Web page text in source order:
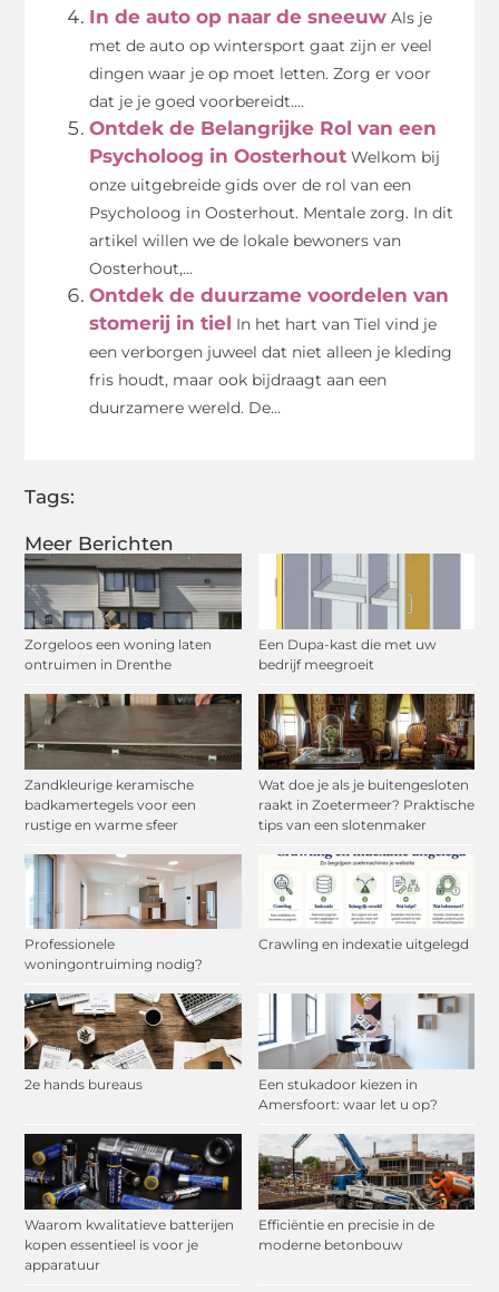
Meer Berichten
Zorgeloos een woning laten
ontruimen in Drenthe
Een Dupa-kast die met uw
bedrijf meegroeit
Zandkleurige keramische
badkamertegels voor een
rustige en warme sfeer
Wat doe je als je buitengesloten
raakt in Zoetermeer? Praktische
tips van een slotenmaker
Professionele
woningontruiming nodig?
Crawling en indexatie uitgelegd
2e hands bureaus
Een stukadoor kiezen in
Amersfoort: waar let u op?
Waarom kwalitatieve batterijen
kopen essentieel is voor je
apparatuur
Efficiëntie en precisie in de
moderne betonbouw
In de auto op naar de sneeuw Als je
met de auto op wintersport gaat zijn er veel
dingen waar je op moet letten. Zorg er voor
dat je je goed voorbereidt....
Ontdek de Belangrijke Rol van een
Psycholoog in Oosterhout Welkom bij
onze uitgebreide gids over de rol van een
Psycholoog in Oosterhout. Mentale zorg. In dit
artikel willen we de lokale bewoners van
Oosterhout,...
Ontdek de duurzame voordelen van
stomerij in tiel In het hart van Tiel vind je
een verborgen juweel dat niet alleen je kleding
fris houdt, maar ook bijdraagt aan een
duurzamere wereld. De...
Tags: